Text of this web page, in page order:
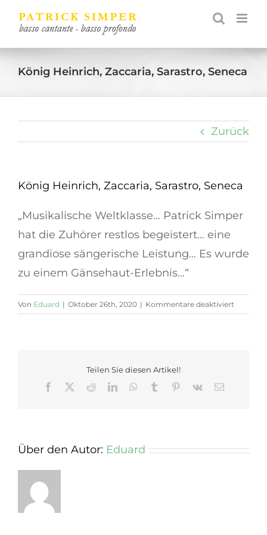
Inhalt
springen
König Heinrich, Zaccaria, Sarastro, Seneca
Zurück
König Heinrich, Zaccaria, Sarastro, Seneca
„Musikalische Weltklasse… Patrick Simper
hat die Zuhörer restlos begeistert… eine
grandiose sängerische Leistung… Es wurde
zu einem Gänsehaut-Erlebnis…“
Von Eduard | Oktober 26th, 2020 | Kommentare deaktiviert
König
Teilen Sie diesen Artikel!
Facebook
RedditLinkedInWhatsApp
Tumblr Pinterest
Vk
E-
Über den Autor: Eduard